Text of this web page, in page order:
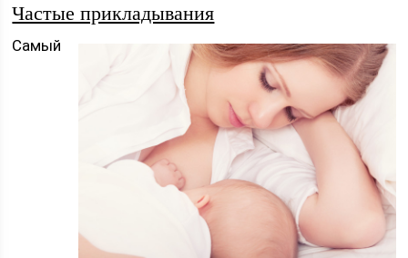
Частые прикладывания
Самый